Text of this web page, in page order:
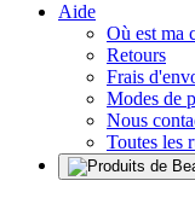
Aide
Où est ma
Retours
Frais
Modes de
Nous
Toutes les